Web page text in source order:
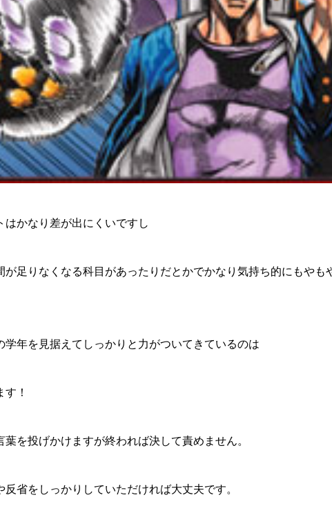
はかなり差が出にくいですし
が足りなくなる科目があったりだとかでかなり気持ち的にもやも
学年を見据えてしっかりと力がついてきているのは
！
を投げかけますが終われば決して責めません。
省をしっかりしていただければ大丈夫です。